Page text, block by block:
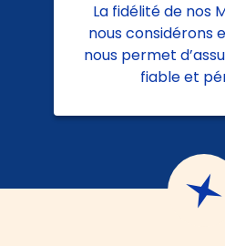
La fidélité de nos
nous considérons
nous permet
fiable et